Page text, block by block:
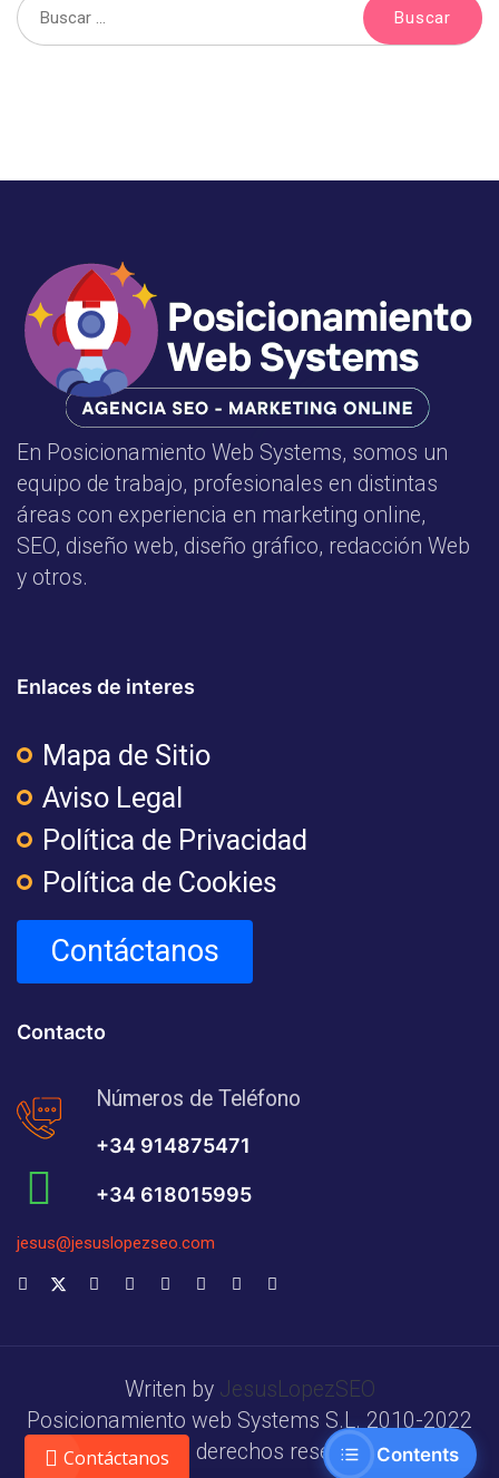
En Posicionamiento Web Systems, somos un
equipo de trabajo, profesionales en distintas
áreas con experiencia en marketing online,
SEO, diseño web, diseño gráfico, redacción Web
y otros.
Enlaces de interes
Mapa de Sitio
Aviso Legal
Política de Privacidad
Política de Cookies
Contáctanos
Contacto
Números de Teléfono
+34 914875471
+34 618015995
jesus@jesuslopezseo.com
Writen by JesusLopezSEO
Posicionamiento web Systems S.L. 2010-2022
Todos los derechos reservados.Contents
Contáctanos